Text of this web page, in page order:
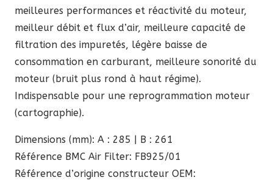
meilleures performances et réactivité du moteur,
meilleur débit et flux d’air, meilleure capacité de
filtration des impuretés, légère baisse de
consommation en carburant, meilleure sonorité du
moteur (bruit plus rond à haut régime).
Indispensable pour une reprogrammation moteur
(cartographie).
Dimensions (mm): A : 285 | B : 261
Référence BMC Air Filter: FB925/01
Référence d’origine constructeur OEM: